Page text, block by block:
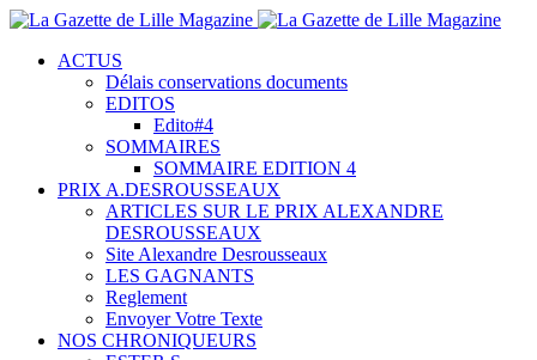
ACTUS
Délais conservations documents
EDITOS
Edito#4
SOMMAIRES
SOMMAIRE EDITION 4
PRIX A.DESROUSSEAUX
ARTICLES SUR LE PRIX ALEXANDRE
DESROUSSEAUX
Site Alexandre Desrousseaux
LES GAGNANTS
Reglement
Envoyer Votre Texte
NOS CHRONIQUEURS